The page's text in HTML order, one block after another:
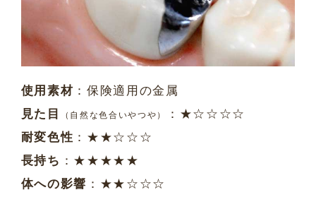
使用素材 ：保険適用の金属
見た目
（自然な色合いやつや）
：★☆☆☆☆
耐変色性 ：★★☆☆☆
長持ち ：★★★★★
体への影響 ：★★☆☆☆